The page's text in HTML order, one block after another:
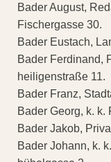
Bader August,
Fischergasse 30.
Bader Eustach,
Bader Ferdinand,
heiligenstraße 11.
Bader Franz,
Bader Georg, k. k.
Bader Jakob,
Bader Johann, k.